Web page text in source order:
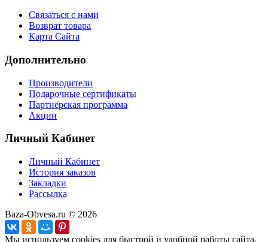
Связаться с нами
Возврат товара
Карта Сайта
Дополнительно
Производители
Подарочные сертификаты
Партнёрская программа
Акции
Личный Кабинет
Личный Кабинет
История заказов
Закладки
Рассылка
Baza-Obvesa.ru © 2026
Мы используем cookies для быстрой и удобной работы сайта.